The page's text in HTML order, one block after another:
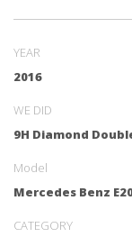
YEAR
2016
WE DID
9H Diamond
Model
Mercedes Benz
CATEGORY